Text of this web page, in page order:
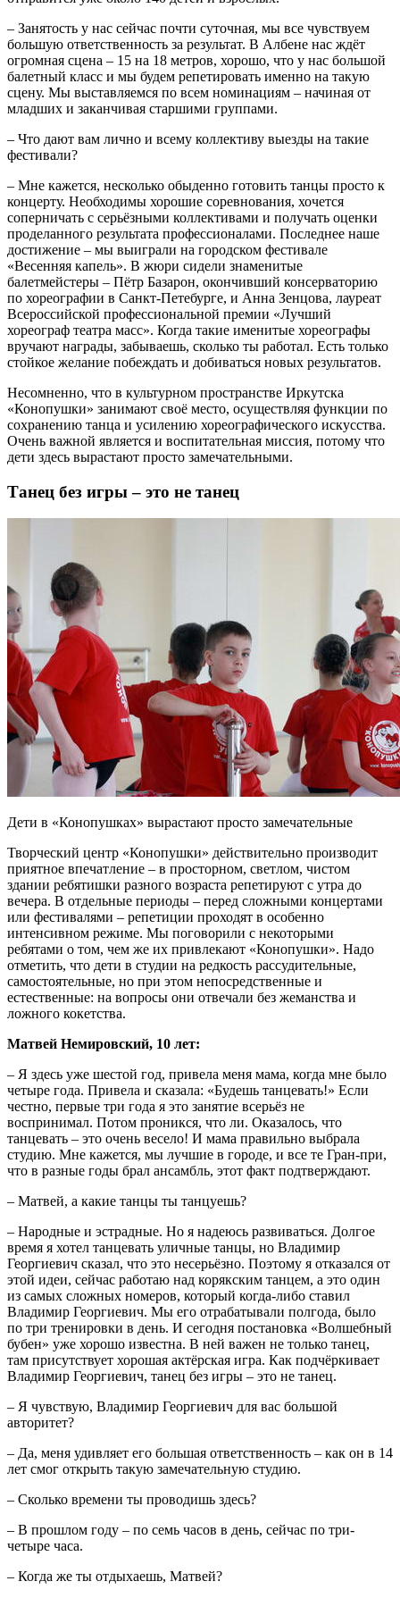
– Занятость у нас сейчас почти суточная, мы все чувствуем
большую ответственность за результат. В Албене нас ждёт
огромная сцена – 15 на 18 метров, хорошо, что у нас большой
балетный класс и мы будем репетировать именно на такую
сцену. Мы выставляемся по всем номинациям – начиная от
младших и заканчивая старшими группами.
– Что дают вам лично и всему коллективу выезды на такие
фестивали?
– Мне кажется, несколько обыденно готовить танцы просто к
концерту. Необходимы хорошие соревнования, хочется
соперничать с серьёзными коллективами и получать оценки
проделанного результата профессионалами. Последнее наше
достижение – мы выиграли на городском фестивале
«Весенняя капель». В жюри сидели знаменитые
балетмейстеры – Пётр Базарон, окончивший консерваторию
по хореографии в Санкт-Петебурге, и Анна Зенцова, лауреат
Всероссийской профессиональной премии «Лучший
хореограф театра масс». Когда такие именитые хореографы
вручают награды, забываешь, сколько ты работал. Есть только
стойкое желание побеждать и добиваться новых результатов.
Несомненно, что в культурном пространстве Иркутска
«Конопушки» занимают своё место, осуществляя функции по
сохранению танца и усилению хореографического искусства.
Очень важной является и воспитательная миссия, потому что
дети здесь вырастают просто замечательными.
Танец без игры – это не танец
Дети в «Конопушках» вырастают просто замечательные
Творческий центр «Конопушки» действительно производит
приятное впечатление – в просторном, светлом, чистом
здании ребятишки разного возраста репетируют с утра до
вечера. В отдельные периоды – перед сложными концертами
или фестивалями – репетиции проходят в особенно
интенсивном режиме. Мы поговорили с некоторыми
ребятами о том, чем же их привлекают «Конопушки». Надо
отметить, что дети в студии на редкость рассудительные,
самостоятельные, но при этом непосредственные и
естественные: на вопросы они отвечали без жеманства и
ложного кокетства.
Матвей Немировский, 10 лет:
– Я здесь уже шестой год, привела меня мама, когда мне было
четыре года. Привела и сказала: «Будешь танцевать!» Если
честно, первые три года я это занятие всерьёз не
воспринимал. Потом проникся, что ли. Оказалось, что
танцевать – это очень весело! И мама правильно выбрала
студию. Мне кажется, мы лучшие в городе, и все те Гран-при,
что в разные годы брал ансамбль, этот факт подтверждают.
– Матвей, а какие танцы ты танцуешь?
– Народные и эстрадные. Но я надеюсь развиваться. Долгое
время я хотел танцевать уличные танцы, но Владимир
Георгиевич сказал, что это несерьёзно. Поэтому я отказался от
этой идеи, сейчас работаю над корякским танцем, а это один
из самых сложных номеров, который когда-либо ставил
Владимир Георгиевич. Мы его отрабатывали полгода, было
по три тренировки в день. И сегодня постановка «Волшебный
бубен» уже хорошо известна. В ней важен не только танец,
там присутствует хорошая актёрская игра. Как подчёркивает
Владимир Георгиевич, танец без игры – это не танец.
– Я чувствую, Владимир Георгиевич для вас большой
авторитет?
– Да, меня удивляет его большая ответственность – как он в 14
лет смог открыть такую замечательную студию.
– Сколько времени ты проводишь здесь?
– В прошлом году – по семь часов в день, сейчас по три-
четыре часа.
– Когда же ты отдыхаешь, Матвей?